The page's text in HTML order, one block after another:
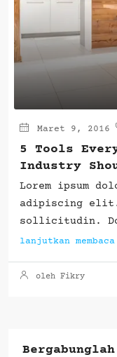
Maret 9, 2016
5 Tools
Industry
Lorem ipsum
adipiscing
sollicitudin.
lanjutkan membaca
oleh Fikry